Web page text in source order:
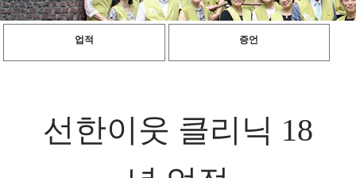
업적 증언
선한이웃 클리닉 18